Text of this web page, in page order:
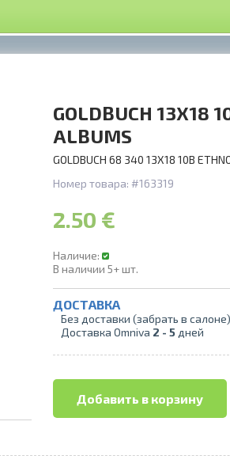
GOLDBUCH 13X18
ALBUMS
GOLDBUCH 68 340 13X18 10B
Номер товара: #163319
2.50 €
Наличие:
В наличии 5+шт.
ДОСТАВКА
Без доставки (забрать в салоне)
Доставка Omniva 2 - 5 дней
Добавить в корзину